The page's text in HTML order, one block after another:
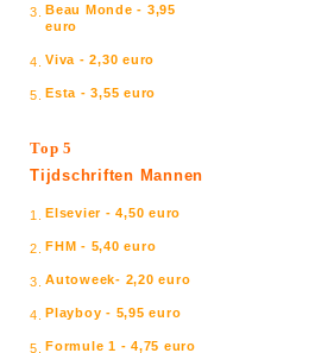
3. Beau Monde - 3,95
euro
4. Viva - 2,30 euro
5. Esta - 3,55 euro
Top 5
Tijdschriften Mannen
1. Elsevier - 4,50 euro
2. FHM - 5,40 euro
3. Autoweek- 2,20 euro
4. Playboy - 5,95 euro
5. Formule 1 - 4,75 euro